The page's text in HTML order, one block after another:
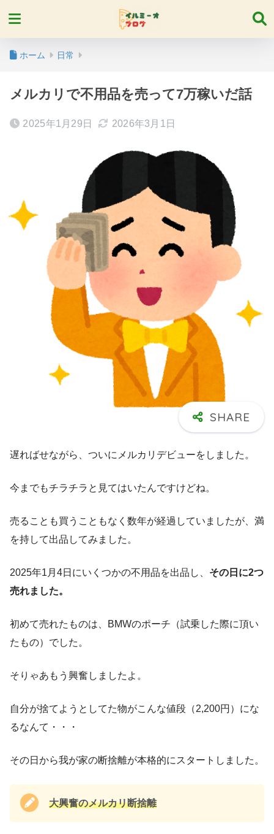
ホーム 日常
メルカリで不用品を売って7万稼いだ話
2025年1月29日 2026年3月1日
遅ればせながら、ついにメルカリデビューをしました。
今までもチラチラと見てはいたんですけどね。
売ることも買うこともなく数年が経過していましたが、満
を持して出品してみました。
2025年1月4日にいくつかの不用品を出品し、 その日に2つ
売れました。
初めて売れたものは、BMWのポーチ（試乗した際に頂い
たもの）でした。
そりゃあもう興奮しましたよ。
自分が捨てようとしてた物がこんな値段（2,200円）にな
るなんて・・・
その日から我が家の断捨離が本格的にスタートしました。
大興奮のメルカリ断捨離